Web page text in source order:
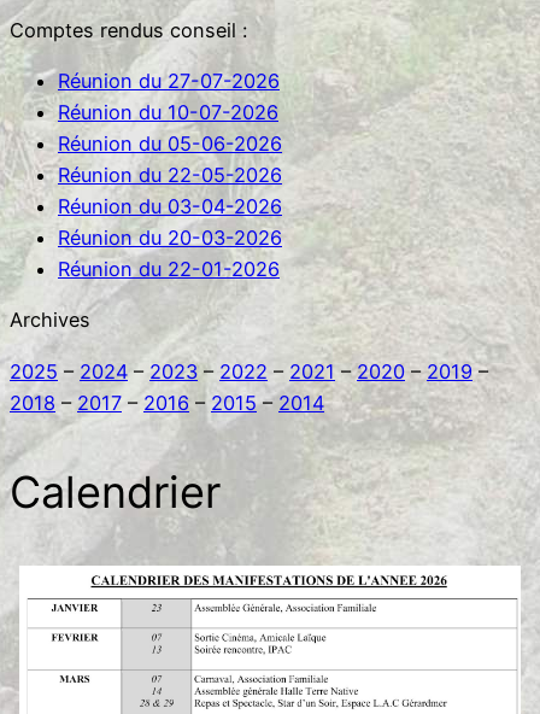
e
r
Comptes rendus conseil :
Réunion du 27-07-2026
Réunion du 10-07-2026
Réunion du 05-06-2026
Réunion du 22-05-2026
Réunion du 03-04-2026
Réunion du 20-03-2026
Réunion du 22-01-2026
Archives
2025 – 2024 – 2023– 2022 – 2021 –2020 – 2019–
2018 – 2017 – 2016 – 2015–2014
Calendrier